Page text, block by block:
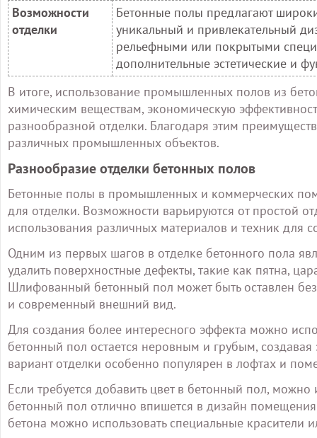
Возможности
отделки
Бетонные полы предлагают
уникальный и привлекательный
рельефными или покрытыми
дополнительные эстетические и
В итоге, использование промышленных полов из
химическим веществам, экономическую
разнообразной отделки. Благодаря этим
различных промышленных объектов.
Разнообразие отделки бетонных полов
Бетонные полы в промышленных и коммерческих
для отделки. Возможности варьируются от простой
использования различных материалов и техник для
Одним из первых шагов в отделке бетонного пола
удалить поверхностные дефекты, такие как пятна,
Шлифованный бетонный пол может быть оставлен
и современный внешний вид.
Для создания более интересного эффекта можно
бетонный пол остается неровным и грубым, создавая
вариант отделки особенно популярен в лофтах и
Если требуется добавить цвет в бетонный пол,
бетонный пол отлично впишется в дизайн
бетона можно использовать специальные